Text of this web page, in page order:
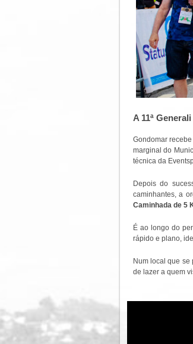
A 11ª
Gondomar
marginal do
técnica da
Depois do
caminhantes, a
Caminhada de 5
É ao longo do
rápido e plano,
Num local que se
de lazer a quem